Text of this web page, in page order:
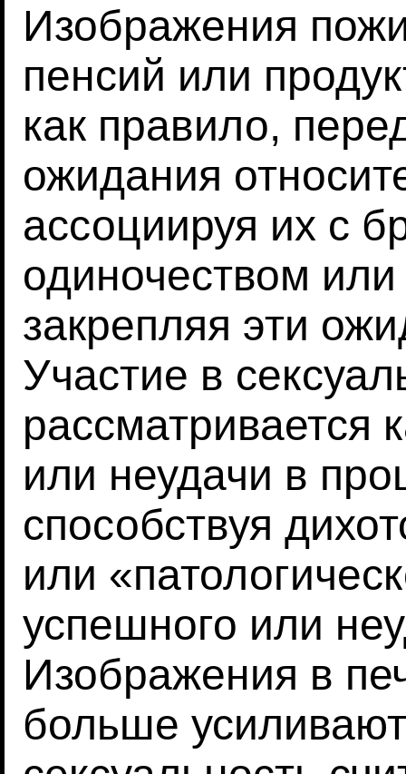
Изображения
пенсий или
как правило,
ожидания
ассоциируя их с
одиночеством
закрепляя эти
Участие в
рассматривается
или неудачи в
способствуя
или
успешного или
Изображения в
больше